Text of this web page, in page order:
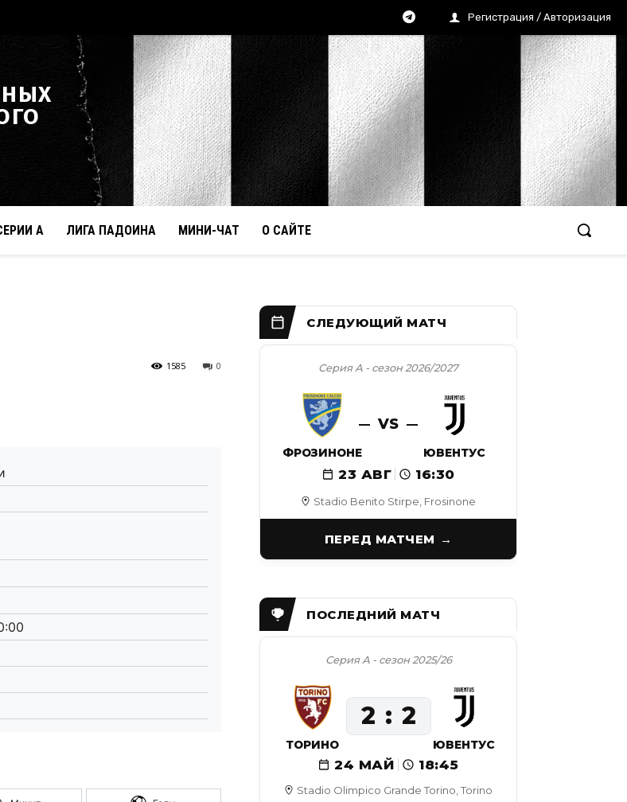
Регистрация / Авторизация
А ЛИГА ПАДОИНА МИНИ-ЧАТ О САЙТЕ
0
1585
Stadio Benito Stirpe, Frosinone
Серия А - сезон 2026/2027
ФРОЗИНОНЕ
VS
ЮВЕНТУС
23 АВГ 16:30
ПЕРЕД МАТЧЕМ
Stadio Olimpico Grande Torino, Torino
Серия А - сезон 2025/26
24 МАЙ 18:45
ТОРИНО
2 2
ЮВЕНТУС